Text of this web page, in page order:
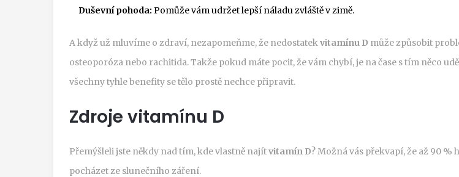
Duševní pohoda: Pomůže vám udržet lepší náladu zvláště v zimě.
A když už mluvíme o zdraví, nezapomeňme, že nedostatekvitamínu D může způsobit
osteoporóza nebo rachitida. Takže pokud máte pocit, že vám chybí, je na čase s tím něco
všechny tyhle benefity se tělo prostě nechce připravit.
Zdroje vitamínu D
Přemýšleli jste někdy nad tím, kde vlastně najítvitamín D? Možná vás překvapí, že až 90 %
pocházet ze slunečního záření.